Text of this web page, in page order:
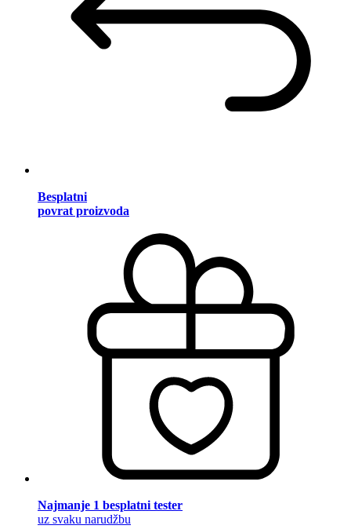
Besplatni
povrat proizvoda
Najmanje 1 besplatni tester
uz svaku narudžbu